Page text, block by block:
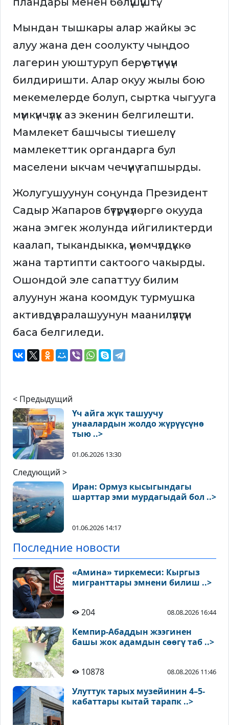
Мындан тышкары алар жайкы эс
алуу жана ден соолукту чыңдоо
лагерин уюштуруп берүү өтүнүчүн
билдиришти. Алар окуу жылы бою
мекемелерде болуп, сыртка чыгууга
мүмкүнчүлүк аз экенин белгилешти.
Мамлекет башчысы тиешелүү
мамлекеттик органдарга бул
маселени ыкчам чечүүнү тапшырды.
Жолугушуунун соңунда Президент
Садыр Жапаров бүтүрүүчүлөргө окууда
жана эмгек жолунда ийгиликтерди
каалап, тыкандыкка, үнөмчүлдүккө
жана тартипти сактоого чакырды.
Ошондой эле сапаттуу билим
алуунун жана коомдук турмушка
активдүү аралашуунун маанилүүлүгүн
баса белгиледи.
< Предыдущий
Үч айга жүк ташуучу
унаалардын жолдо жүрүүсүнө
тыю ..>
01.06.2026 13:30
Следующий >
Иран: Ормуз кысыгындагы
шарттар эми мурдагыдай бол ..>
01.06.2026 14:17
Последние новости
«Амина» тиркемеси: Кыргыз
мигранттары эмнени билиш ..>
204 08.08.2026 16:44
Кемпир-Абаддын жээгинен
башы жок адамдын сөөгү таб ..>
10878 08.08.2026 11:46
Улуттук тарых музейинин 4–5-
кабаттары кытай тарапк ..>